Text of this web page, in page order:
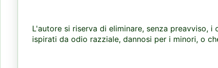
L'autore si riserva di eliminare, senza preavviso,
ispirati da odio razziale, dannosi per i minori, o